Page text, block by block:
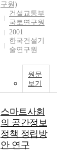
구원)
건설교통부
국토연구원
2001
한국건설기
술연구원
원문
보기
스마트사회
의 공간정보
정책 정립방
안 연구